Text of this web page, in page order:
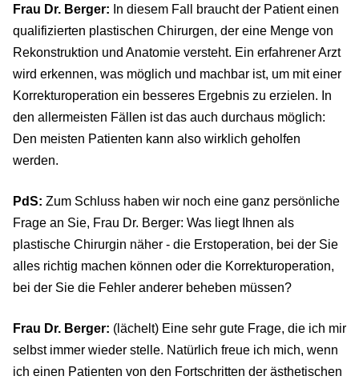
Frau Dr. Berger: In diesem Fall braucht der Patient einen
qualifizierten plastischen Chirurgen, der eine Menge von
Rekonstruktion und Anatomie versteht. Ein erfahrener Arzt
wird erkennen, was möglich und machbar ist, um mit einer
Korrekturoperation ein besseres Ergebnis zu erzielen. In
den allermeisten Fällen ist das auch durchaus möglich:
Den meisten Patienten kann also wirklich geholfen
werden.
PdS: Zum Schluss haben wir noch eine ganz persönliche
Frage an Sie, Frau Dr. Berger: Was liegt Ihnen als
plastische Chirurgin näher - die Erstoperation, bei der Sie
alles richtig machen können oder die Korrekturoperation,
bei der Sie die Fehler anderer beheben müssen?
Frau Dr. Berger: (lächelt) Eine sehr gute Frage, die ich mir
selbst immer wieder stelle. Natürlich freue ich mich, wenn
ich einen Patienten von den Fortschritten der ästhetischen